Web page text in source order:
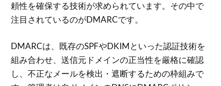
頼性を確保する技術が求められています。その中で
注目されているのがDMARCです。
DMARCは、既存のSPFやDKIMといった認証技術を
組み合わせ、送信元ドメインの正当性を厳格に確認
し、不正なメールを検出・遮断するための枠組みで